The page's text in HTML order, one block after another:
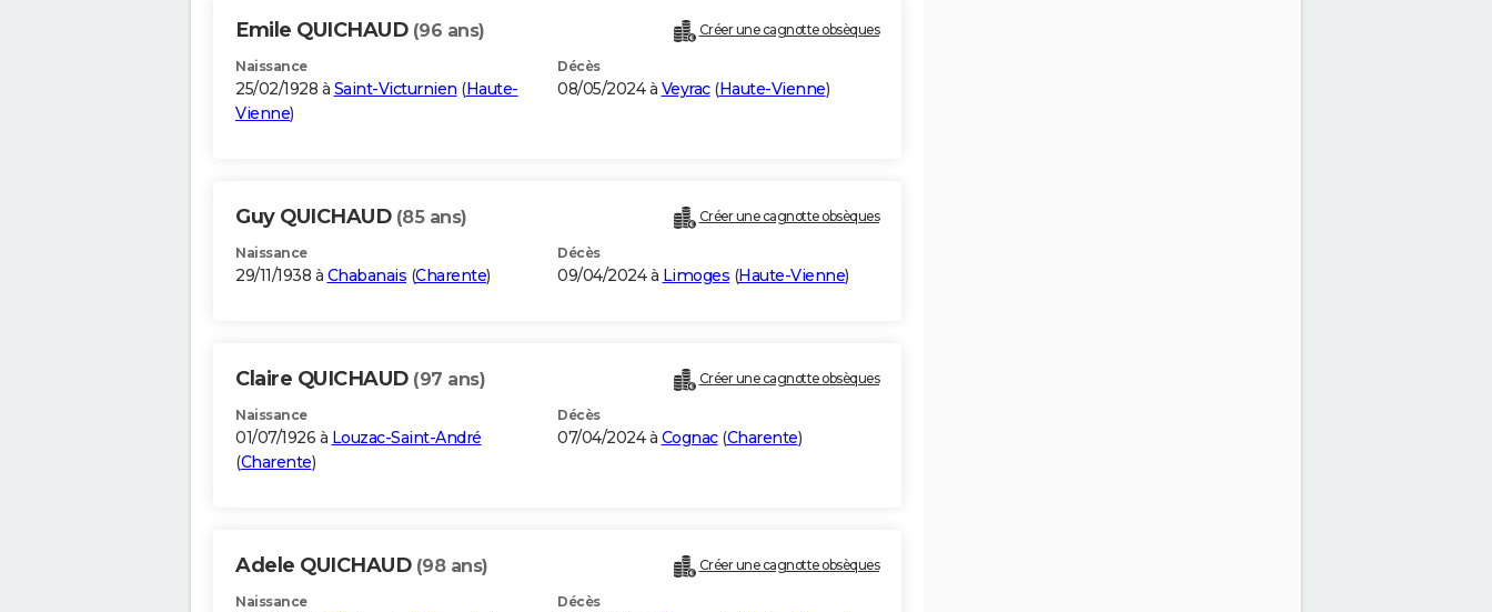
Emile QUICHAUD (96 ans) Créer une cagnotte obsèques
Naissance
25/02/1928 à Saint-Victurnien (Haute-
Vienne)
Décès
08/05/2024 à Veyrac(Haute-Vienne)
Guy QUICHAUD (85 ans) Créer une cagnotte obsèques
Naissance
29/11/1938 à Chabanais (Charente)
Décès
09/04/2024 à Limoges (Haute-Vienne)
Claire QUICHAUD (97 ans) Créer une cagnotte obsèques
Naissance
01/07/1926 à Louzac-Saint-André
(Charente)
Décès
07/04/2024 à Cognac(Charente)
Adele QUICHAUD (98 ans) Créer une cagnotte obsèques
Naissance Décès